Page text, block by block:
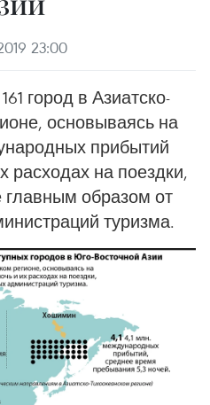
23:00
город в Азиатско-
основываясь на
прибытий
расходах на поездки,
образом от
туризма.